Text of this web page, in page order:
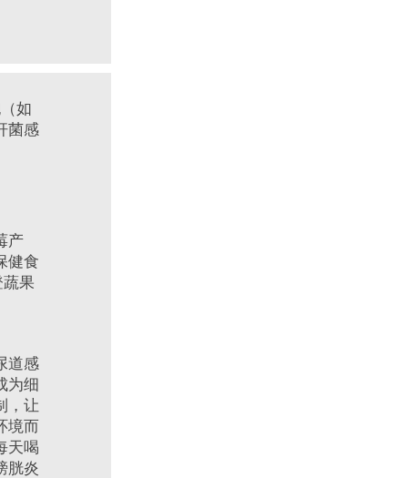
如
菌感
产
健食
果
道感
为细
，让
境而
天喝
胱炎